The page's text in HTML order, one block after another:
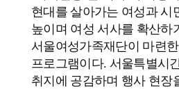
현대를 살아가는 여성과 시
높이며 여성 서사를 확산하
서울여성가족재단이 마련
프로그램이다. 서울특별시
취지에 공감하며 행사 현장